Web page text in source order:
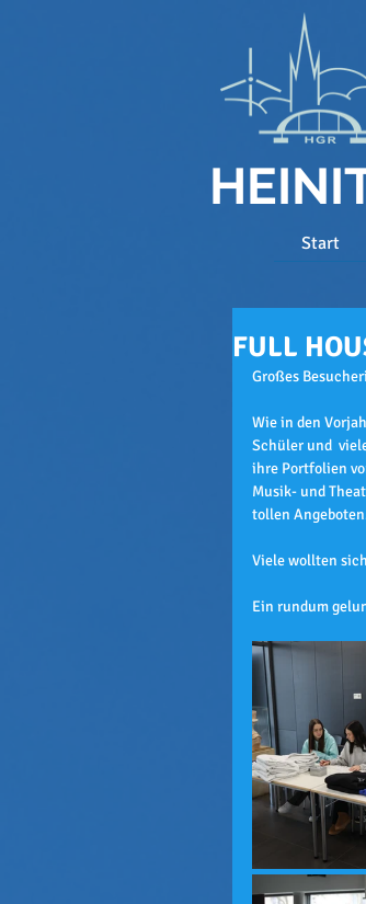
Start
FULL
Großes
Wie in den
Schüler und
ihre Portfolien
Musik- und
tollen
Viele wollten
Ein rundum